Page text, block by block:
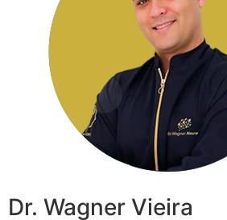
Dr. Wagner Vieira